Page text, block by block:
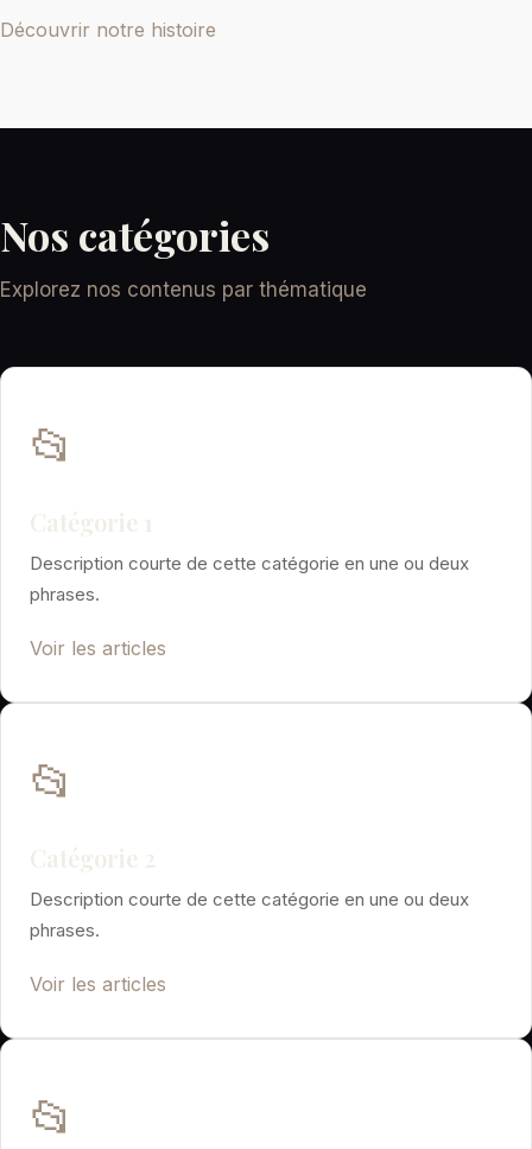
Découvrir notre histoire
Nos catégories
Explorez nos contenus par thématique
📂
Catégorie 1
Description courte de cette catégorie en une ou deux
phrases.
Voir les articles
📂
Catégorie 2
Description courte de cette catégorie en une ou deux
phrases.
Voir les articles
📂